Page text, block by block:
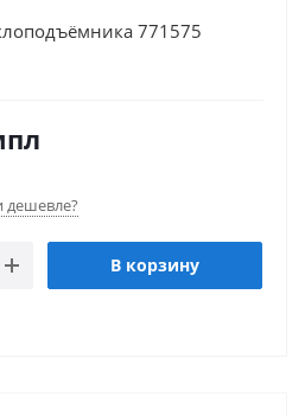
771575
В корзину